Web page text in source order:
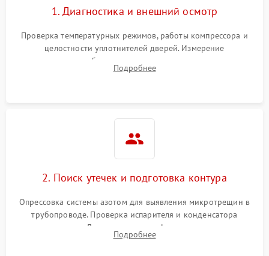
работе
2000 ₽ Подробнее →
1000 ₽
1800 ₽
1. Диагностика и внешний осмотр
Проверка температурных режимов, работы компрессора и
целостности уплотнителей дверей. Измерение
сопротивления обмоток мотора, проверка термостата и
считывание кодов ошибок с электронного дисплея.
Подробнее
2. Поиск утечек и подготовка контура
Опрессовка системы азотом для выявления микротрещин в
трубопроводе. Проверка испарителя и конденсатора
течеискателем. Демонтаж старого фильтра-осушителя и
продувка капиллярной трубки для устранения засоров.
Подробнее